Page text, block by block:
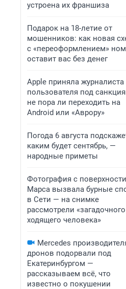
устроена их франшиза
Подарок на 18-летие от
мошенников: как новая
с «переоформлением»
оставит вас без денег
Apple приняла журналиста
пользователя под
не пора ли переходить на
Android или «Аврору»
Погода 6 августа
каким будет сентябрь, —
народные приметы
Фотография с поверхности
Марса вызвала бурные
в Сети — на снимке
рассмотрели «загадочного
ходящего человека»
Mercedes
дронов подорвали под
Екатеринбургом —
рассказываем всё, что
известно о покушении